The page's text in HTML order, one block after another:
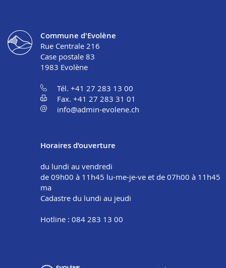
Commune d'Evolène
Rue Centrale 216
Case postale 83
1983 Evolène
Tél. +41 27 283 13 00
Fax. +41 27 283 31 01
info@admin-evolene.ch
Horaires d’ouverture
du lundi au vendredi
de 09h00 à 11h45 lu-me-je-ve et de 07h00 à 11h45
ma
Cadastre du lundi au jeudi
Hotline : 084 283 13 00